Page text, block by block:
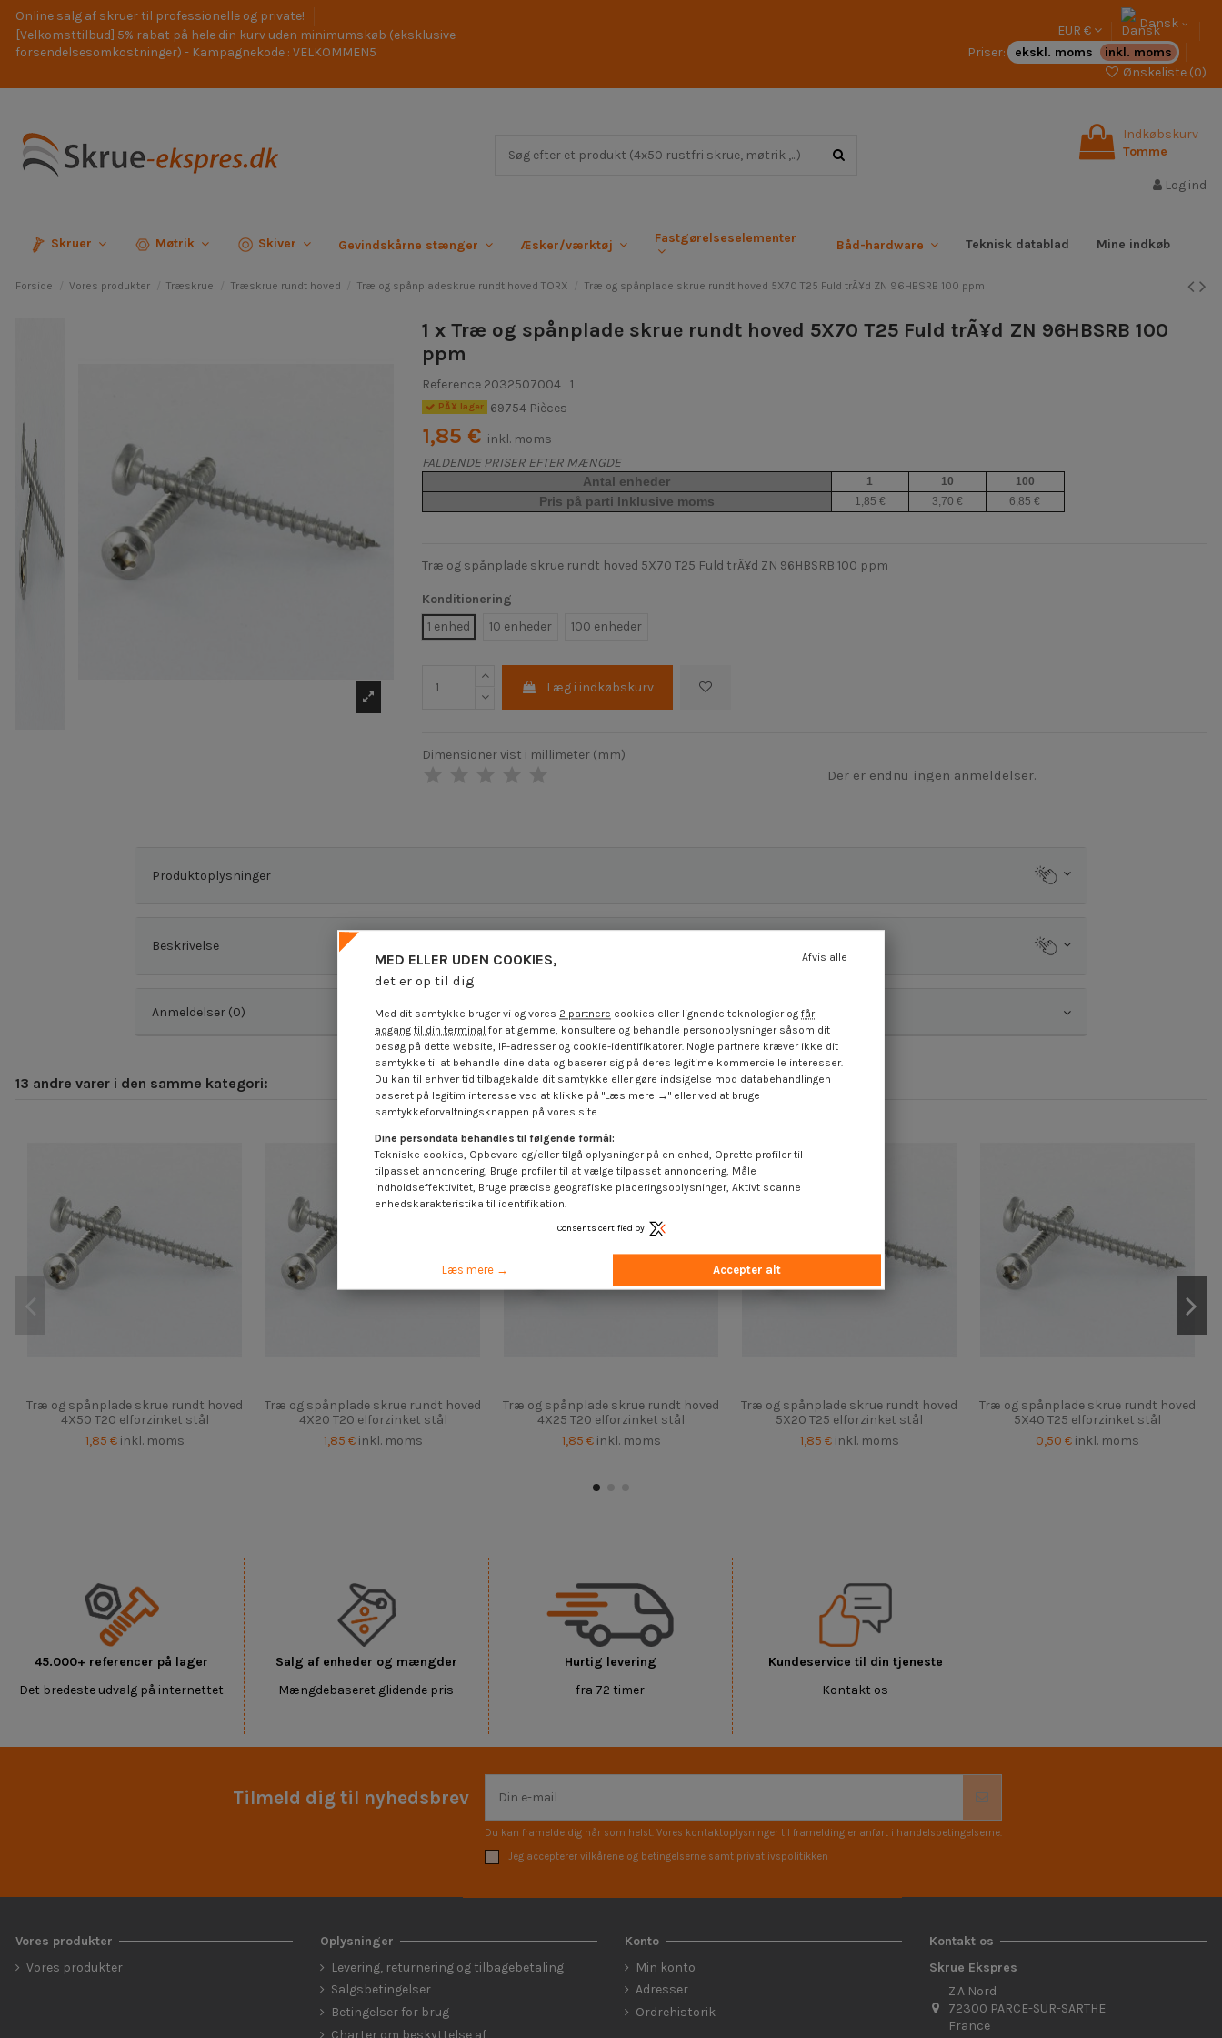
Online salg af skruer til professionelle og private!
[Velkomsttilbud] 5% rabat på hele din kurv uden minimumskøb (eksklusive
forsendelsesomkostninger) - Kampagnekode : VELKOMMEN5
EUR €
Dansk
Priser:
ekskl. moms
inkl. moms
Ønskeliste (0)
Indkøbskurv
Tomme
Log ind
Skruer Møtrik Skiver Gevindskårne stænger Æsker/værktøj Fastgørelseselementer Båd-hardware Teknisk datablad Mine indkøb
Forside Vores produkter Træskrue Træskrue rundt hoved Træ og spånpladeskrue rundt hoved TORX Træ og spånplade skrue rundt hoved 5X70 T25 Fuld trÃ¥d ZN 96HBSRB 100 ppm
1 x Træ og spånplade skrue rundt hoved 5X70 T25 Fuld trÃ¥d ZN 96HBSRB 100
ppm
Reference 2032507004_1
PÃ¥ lager 69754 Pièces
1,85 € inkl. moms
FALDENDE PRISER EFTER MÆNGDE
Antal enheder 1 10 100
Pris på parti Inklusive moms 1,85 € 3,70 € 6,85 €
Træ og spånplade skrue rundt hoved 5X70 T25 Fuld trÃ¥d ZN 96HBSRB 100 ppm
Konditionering
1 enhed
10 enheder 100 enheder
Læg i indkøbskurv
Dimensioner vist i millimeter (mm)
Der er endnu ingen anmeldelser.
Produktoplysninger
Beskrivelse
Anmeldelser (0)
13 andre varer i den samme kategori:
Træ og spånplade skrue rundt hoved
4X50 T20 elforzinket stål
1,85 € inkl. moms
Træ og spånplade skrue rundt hoved
4X20 T20 elforzinket stål
1,85 € inkl. moms
Træ og spånplade skrue rundt hoved
4X25 T20 elforzinket stål
1,85 € inkl. moms
Træ og spånplade skrue rundt hoved
5X20 T25 elforzinket stål
1,85 € inkl. moms
Træ og spånplade skrue rundt hoved
5X40 T25 elforzinket stål
0,50 € inkl. moms
45.000+ referencer på lager
Det bredeste udvalg på internettet
Salg af enheder og mængder
Mængdebaseret glidende pris
Hurtig levering
fra 72 timer
Kundeservice til din tjeneste
Kontakt os
Tilmeld dig til nyhedsbrev
Du kan framelde dig når som helst. Vores kontaktoplysninger til framelding er anført i handelsbetingelserne.
Jeg accepterer vilkårene og betingelserne samt privatlivspolitikken
Vores produkter
Vores produkter
Oplysninger
Levering, returnering og tilbagebetaling
Salgsbetingelser
Betingelser for brug
Charter om beskyttelse af
Konto
Min konto
Adresser
Ordrehistorik
Kontakt os
Skrue Ekspres
Z.A Nord
72300 PARCE-SUR-SARTHE
France
MED ELLER UDEN COOKIES,
det er op til dig
Afvis alle
Med dit samtykke bruger vi og vores 2 partnere cookies eller lignende teknologier og får
adgang til din terminal for at gemme, konsultere og behandle personoplysninger såsom dit
besøg på dette website, IP-adresser og cookie-identifikatorer. Nogle partnere kræver ikke dit
samtykke til at behandle dine data og baserer sig på deres legitime kommercielle interesser.
Du kan til enhver tid tilbagekalde dit samtykke eller gøre indsigelse mod databehandlingen
baseret på legitim interesse ved at klikke på "Læs mere →" eller ved at bruge
samtykkeforvaltningsknappen på vores site.
Dine persondata behandles til følgende formål:
Tekniske cookies, Opbevare og/eller tilgå oplysninger på en enhed, Oprette profiler til
tilpasset annoncering, Bruge profiler til at vælge tilpasset annoncering, Måle
indholdseffektivitet, Bruge præcise geografiske placeringsoplysninger, Aktivt scanne
enhedskarakteristika til identifikation.
Consents certified by
Læs mere → Accepter alt